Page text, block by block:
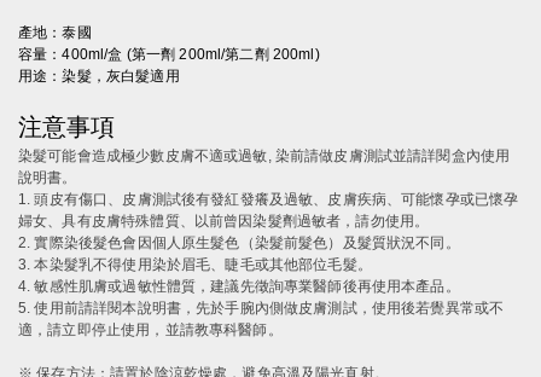
產地：泰國
容量：400ml/盒 (第一劑 200ml/第二劑 200ml)
用途：染髮，灰白髮適用
注意事項
染髮可能會造成極少數皮膚不適或過敏, 染前請做皮膚測試並請詳閱盒內使用
說明書。
1. 頭皮有傷口、皮膚測試後有發紅發癢及過敏、皮膚疾病、可能懷孕或已懷孕
婦女、具有皮膚特殊體質、以前曾因染髮劑過敏者，請勿使用。
2. 實際染後髮色會因個人原生髮色（染髮前髮色）及髮質狀況不同。
3. 本染髮乳不得使用染於眉毛、睫毛或其他部位毛髮。
4. 敏感性肌膚或過敏性體質，建議先徵詢專業醫師後再使用本產品。
5. 使用前請詳閱本說明書，先於手腕內側做皮膚測試，使用後若覺異常或不
適，請立即停止使用，並請教專科醫師。